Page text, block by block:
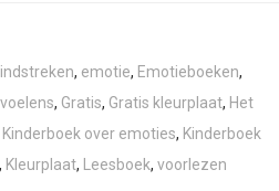
, emotie, Emotieboeken,
, Gratis, Gratis kleurplaat, Het
Kinderboek over emoties, Kinderboek
, Kleurplaat, Leesboek, voorlezen